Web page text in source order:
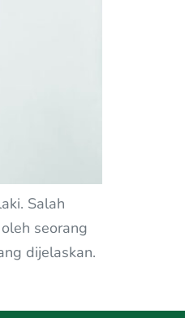
Salah
seorang
dijelaskan.